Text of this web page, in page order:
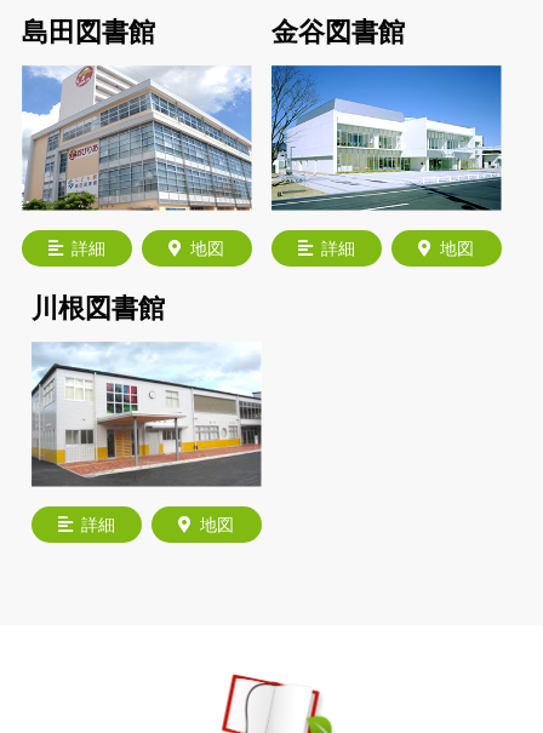
詳細 地図
島田図書館
詳細 地図
金谷図書館
詳細 地図
川根図書館